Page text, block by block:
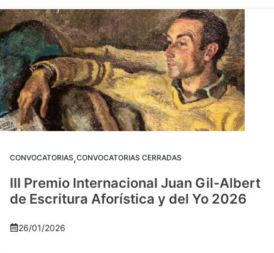
CONVOCATORIAS,CONVOCATORIAS CERRADAS
III Premio Internacional Juan Gil-Albert
de Escritura Aforística y del Yo 2026
26/01/2026